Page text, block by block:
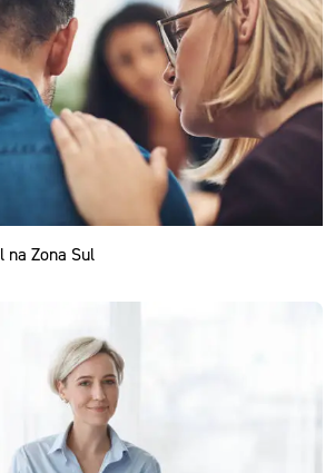
na Zona Sul